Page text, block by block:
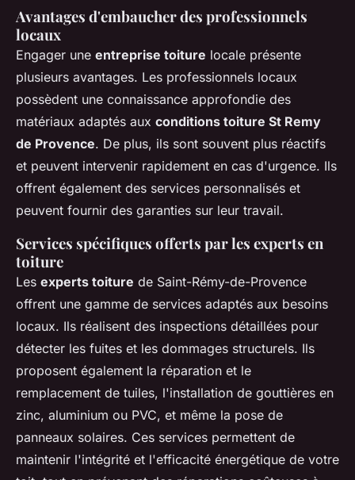
Avantages d'embaucher des professionnels
locaux
Engager une entreprise toiture locale présente
plusieurs avantages. Les professionnels locaux
possèdent une connaissance approfondie des
matériaux adaptés aux conditions toiture St Remy
de Provence. De plus, ils sont souvent plus réactifs
et peuvent intervenir rapidement en cas d'urgence. Ils
offrent également des services personnalisés et
peuvent fournir des garanties sur leur travail.
Services spécifiques offerts par les experts en
toiture
Les experts toiture de Saint-Rémy-de-Provence
offrent une gamme de services adaptés aux besoins
locaux. Ils réalisent des inspections détaillées pour
détecter les fuites et les dommages structurels. Ils
proposent également la réparation et le
remplacement de tuiles, l'installation de gouttières en
zinc, aluminium ou PVC, et même la pose de
panneaux solaires. Ces services permettent de
maintenir l'intégrité et l'efficacité énergétique de votre